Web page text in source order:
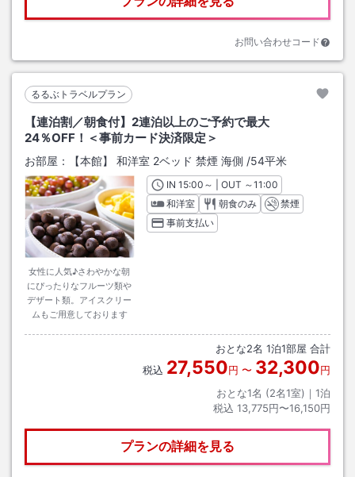
お問い合わせコード
るるぶトラベルプラン
【連泊割／朝食付】2連泊以上のご予約で最大
24％OFF！＜事前カード決済限定＞
お部屋： 【本館】 和洋室 2ベッド 禁煙 海側 /54平米
女性に人気♪さわやかな朝
にぴったりなフルーツ類や
デザート類。アイスクリー
ムもご用意しております
INチェックイン
15:00 ～ | OUT チェックアウト
～11:00
和洋室
朝食のみ
禁煙
事前支払い
おとな2名 1泊1部屋 合計
税込 27,550円 〜 32,300円
おとな1名 (2名1室)｜ 1泊
税込 13,775円〜16,150円
プランの詳細を見る